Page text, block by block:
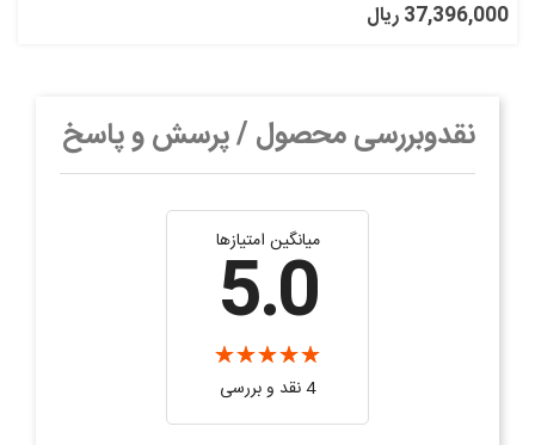
37,396,000 ریال
نقدوبررسی محصول / پرسش و پاسخ
میانگین امتیازها
5.0
4 نقد و بررسی‌‌